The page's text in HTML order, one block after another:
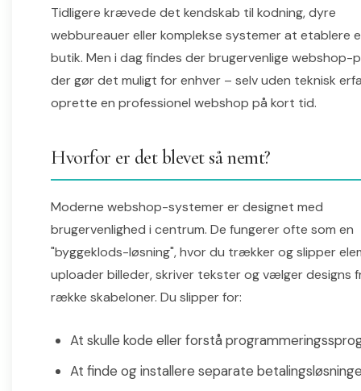
Tidligere krævede det kendskab til kodning, dyre
webbureauer eller komplekse systemer at etablere
butik. Men i dag findes der brugervenlige webshop-
der gør det muligt for enhver – selv uden teknisk
oprette en professionel webshop på kort tid.
Hvorfor er det blevet så nemt?
Moderne webshop-systemer er designet med
brugervenlighed i centrum. De fungerer ofte som en
"byggeklods-løsning", hvor du trækker og slipper
uploader billeder, skriver tekster og vælger designs
række skabeloner. Du slipper for:
At skulle kode eller forstå
At finde og installere separate